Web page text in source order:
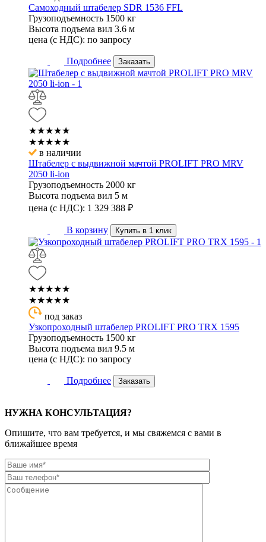
Самоходный штабелер SDR 1536 FFL
Грузоподъемность 1500 кг
Высота подъема вил 3.6 м
цена (с НДС): по запросу
Подробнее Заказать
★★★★★
★★★★★
в наличии
Штабелер с выдвижной мачтой PROLIFT PRO MRV
2050 li-ion
Грузоподъемность 2000 кг
Высота подъема вил 5 м
цена (с НДС): 1 329 388 ₽
В корзину Купить в 1 клик
★★★★★
★★★★★
под заказ
Узкопроходный штабелер PROLIFT PRO TRX 1595
Грузоподъемность 1500 кг
Высота подъема вил 9.5 м
цена (с НДС): по запросу
Подробнее Заказать
НУЖНА КОНСУЛЬТАЦИЯ?
Опишите, что вам требуется, и мы свяжемся с вами в
ближайшее время